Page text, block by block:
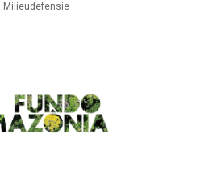
Milieudefensie